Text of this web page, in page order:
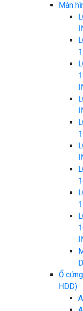
Màn
Ổ
HDD)